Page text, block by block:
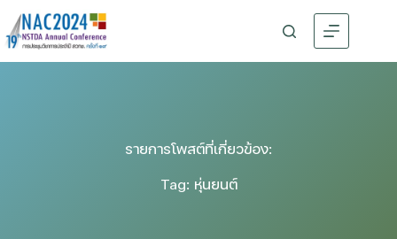
รายการโพสต์ที่เกี่ยวข้อง:
Tag: หุ่นยนต์